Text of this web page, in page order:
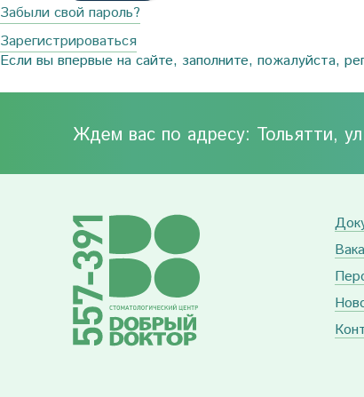
Забыли свой пароль?
Зарегистрироваться
Если вы впервые на сайте, заполните, пожалуйста,
Ждем вас по адресу: Тольятти,